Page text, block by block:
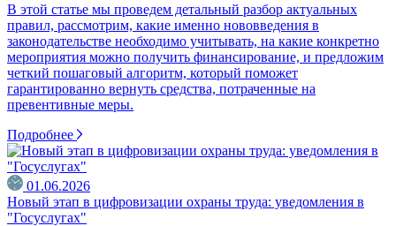
В этой статье мы проведем детальный разбор актуальных
правил, рассмотрим, какие именно нововведения в
законодательстве необходимо учитывать, на какие конкретно
мероприятия можно получить финансирование, и предложим
четкий пошаговый алгоритм, который поможет
гарантированно вернуть средства, потраченные на
превентивные меры.
Подробнее
01.06.2026
Новый этап в цифровизации охраны труда: уведомления в
"Госуслугах"